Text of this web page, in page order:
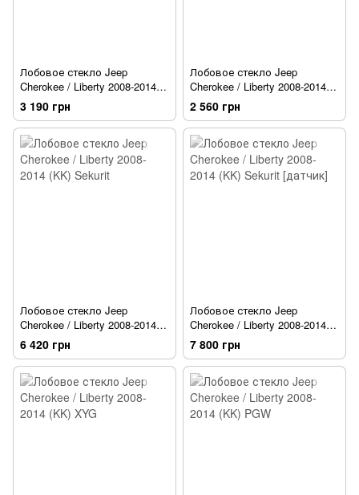
Лобовое стекло Jeep
Cherokee / Liberty 2008-2014
(KK) XYG [датчик]
3 190 грн
Лобовое стекло Jeep
Cherokee / Liberty 2008-2014
(KK) XYG
2 560 грн
Лобовое стекло Jeep
Cherokee / Liberty 2008-2014
(KK) Sekurit
6 420 грн
Лобовое стекло Jeep
Cherokee / Liberty 2008-2014
(KK) Sekurit [датчик]
7 800 грн